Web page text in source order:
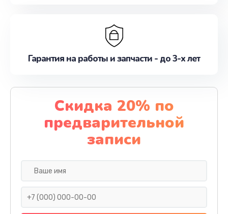
Гарантия на работы и запчасти - до 3-х лет
Скидка 20% по
предварительной
записи